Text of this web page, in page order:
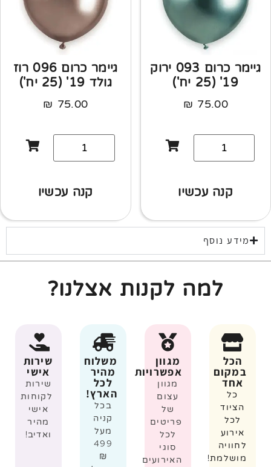
גיימר כרום 093 ירוק
19' (25 יח')
75.00
₪
קנה עכשיו
גיימר כרום 096 רוז
גולד 19' (25 יח')
75.00
₪
קנה עכשיו
מידע נוסף
למה לקנות אצלנו?
הכל
במקום
אחד
כל
הציוד
לכל
אירוע
לחוויה
מושלמת!
מגוון
אפשרויות
מגוון
עצום
של
פריטים
לכל
סוגי
האירועים
משלוח
מהיר
לכל
הארץ!
בכל
קניה
מעל
499
₪
שירות
אישי
שירות
לקוחות
אישי
מהיר
ואדיב!